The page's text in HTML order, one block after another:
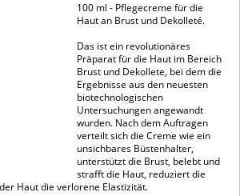
100 ml - Pflegecreme für die
Haut an Brust und Dekolleté.
Das ist ein revolutionäres
Präparat für die Haut im Bereich
Brust und Dekollete, bei dem die
Ergebnisse aus den neuesten
biotechnologischen
Untersuchungen angewandt
wurden. Nach dem Auftragen
verteilt sich die Creme wie ein
unsichbares Büstenhalter,
unterstützt die Brust, belebt und
strafft die Haut, reduziert die
Haut die verlorene Elastizität.